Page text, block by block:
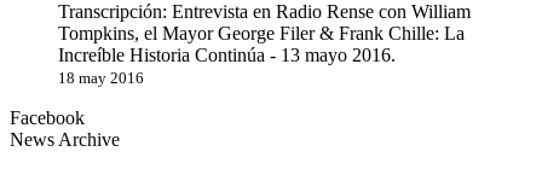
Transcripción: Entrevista en Radio Rense con William
Tompkins, el Mayor George Filer & Frank Chille: La
Increíble Historia Continúa - 13 mayo 2016.
18 may 2016
Facebook
News Archive